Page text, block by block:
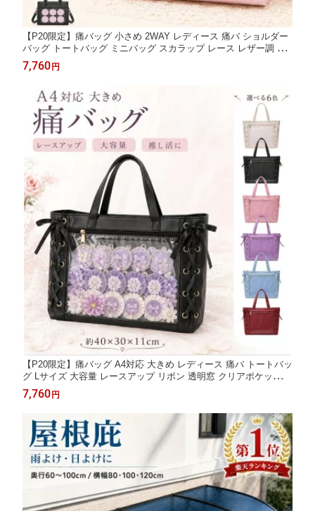
【P20限定】痛バッグ 小さめ 2WAY レディース 痛バ ショルダー
バッグ トートバッグ ミニバッグ スカラップ レース レザー調 推
し活バッグ 斜めがけ 肩掛け 手提げ かわいい おしゃれ 黒 白 ブラ
ウン ピンク 水色 プレゼント
7,760 円
【P20限定】痛バッグ A4対応 大きめ レディース 痛バ トートバッ
グ Lサイズ 大容量 レースアップ リボン 透明窓 クリアポケット
レザー調 推し活バッグ 推しバッグ 編み上げ かわいい おしゃれ
推し色 ライブ イベント
7,760 円